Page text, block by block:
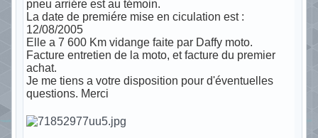
pneu arriére est au témoin.
La date de premiére mise en ciculation est :
12/08/2005
Elle a 7 600 Km vidange faite par Daffy moto.
Facture entretien de la moto, et facture du premier
achat.
Je me tiens a votre disposition pour d'éventuelles
questions. Merci